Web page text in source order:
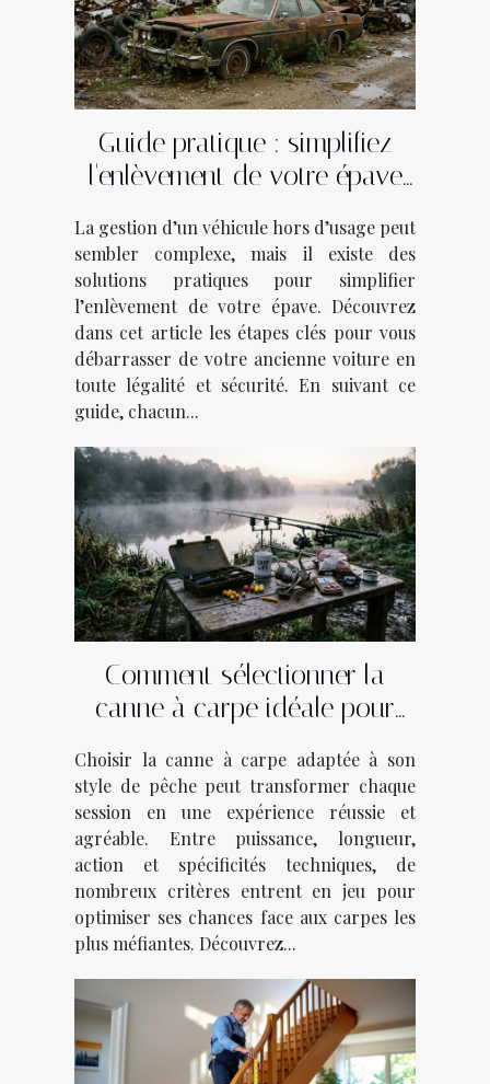
Guide pratique : simplifiez
l'enlèvement de votre épave
La gestion d’un véhicule hors d’usage peut
sembler complexe, mais il existe des
solutions pratiques pour simplifier
l’enlèvement de votre épave. Découvrez
dans cet article les étapes clés pour vous
débarrasser de votre ancienne voiture en
toute légalité et sécurité. En suivant ce
guide, chacun...
Comment sélectionner la
canne à carpe idéale pour
Choisir la canne à carpe adaptée à son
style de pêche peut transformer chaque
session en une expérience réussie et
agréable. Entre puissance, longueur,
action et spécificités techniques, de
nombreux critères entrent en jeu pour
optimiser ses chances face aux carpes les
plus méfiantes. Découvrez...